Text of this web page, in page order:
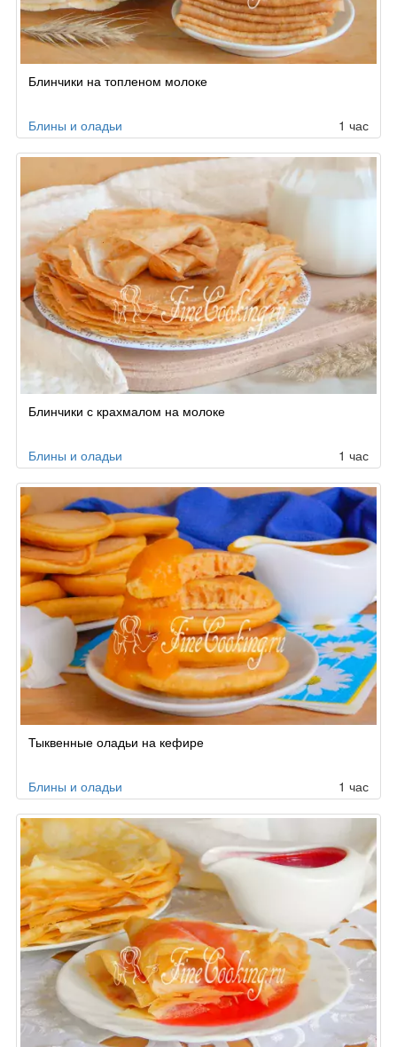
Блинчики на топленом молоке
Блины и оладьи 1 час
Блинчики с крахмалом на молоке
Блины и оладьи 1 час
Тыквенные оладьи на кефире
Блины и оладьи 1 час